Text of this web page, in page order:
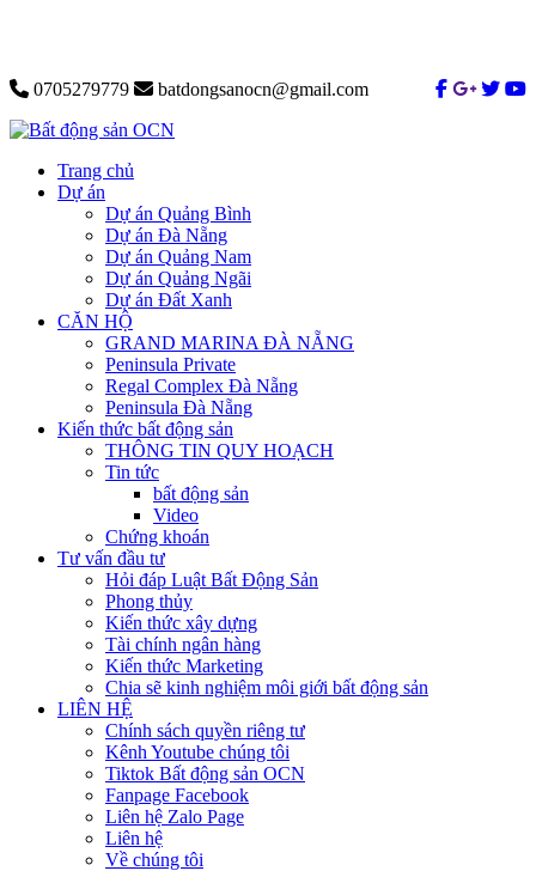
0705279779 batdongsanocn@gmail.com
Trang chủ
Dự án
Dự án Quảng Bình
Dự án Đà Nẵng
Dự án Quảng Nam
Dự án Quảng Ngãi
Dự án Đất Xanh
CĂN HỘ
GRAND MARINA ĐÀ NẴNG
Peninsula Private
Regal Complex Đà Nẵng
Peninsula Đà Nẵng
Kiến thức bất động sản
THÔNG TIN QUY HOẠCH
Tin tức
bất động sản
Video
Chứng khoán
Tư vấn đầu tư
Hỏi đáp Luật Bất Động Sản
Phong thủy
Kiến thức xây dựng
Tài chính ngân hàng
Kiến thức Marketing
Chia sẽ kinh nghiệm môi giới bất động sản
LIÊN HỆ
Chính sách quyền riêng tư
Kênh Youtube chúng tôi
Tiktok Bất động sản OCN
Fanpage Facebook
Liên hệ Zalo Page
Liên hệ
Về chúng tôi